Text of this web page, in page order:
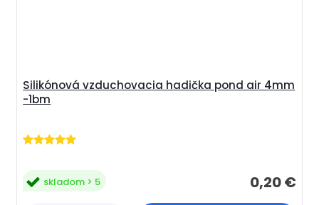
Silikónová vzduchovacia hadička pond air 4mm
-1bm
0,20 €
skladom > 5